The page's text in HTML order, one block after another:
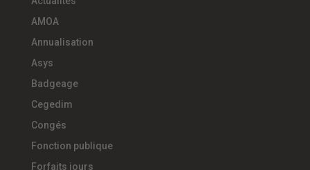
AMOA
Annualisation
Asys
Badgeage
Cegedim
Congés
Fonction publique
Forfaits jours